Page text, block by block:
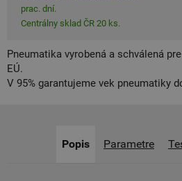
prac. dní.
Centrálny sklad ČR 20 ks.
Pneumatika vyrobená a schválená
EÚ.
V 95% garantujeme vek pneumatiky
Popis Parametre